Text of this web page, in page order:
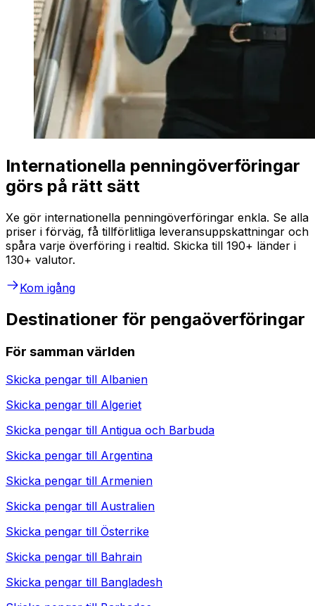
Internationella penningöverföringar
görs på rätt sätt
Xe gör internationella penningöverföringar enkla. Se alla
priser i förväg, få tillförlitliga leveransuppskattningar och
spåra varje överföring i realtid. Skicka till 190+ länder i
130+ valutor.
Kom igång
Destinationer för pengaöverföringar
För samman världen
Skicka pengar till Albanien
Skicka pengar till Algeriet
Skicka pengar till Antigua och Barbuda
Skicka pengar till Argentina
Skicka pengar till Armenien
Skicka pengar till Australien
Skicka pengar till Österrike
Skicka pengar till Bahrain
Skicka pengar till Bangladesh